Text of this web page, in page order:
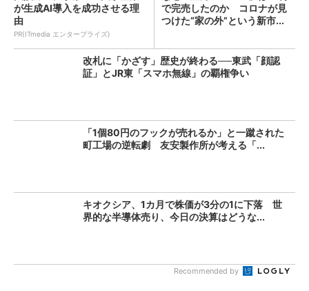
が生成AI導入を成功させる理
由
PR(ITmedia エンタープライズ)
で完売したのか コロナが見
つけた“家の外”という新市...
改札に「かざす」歴史が終わる──東武「顔認
証」とJR東「スマホ無線」の覇権争い
「1個80円のフックが売れるか」と一蹴された
町工場の逆転劇 友安製作所が考える「...
キオクシア、1カ月で株価が3分の1に下落 世
界的な半導体売り、今日の決算はどうな...
Recommended by